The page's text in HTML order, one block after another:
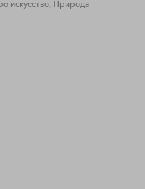
искусство, Природа